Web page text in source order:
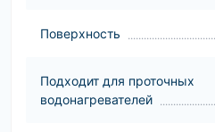
Поверхность
Подходит для проточных
водонагревателей